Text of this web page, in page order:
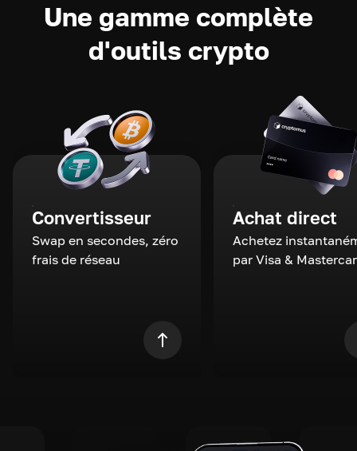
Une gamme complète
d'outils crypto
Convertisseur
Swap en secondes, zéro
frais de réseau
Achat direct
Achetez
par Visa &